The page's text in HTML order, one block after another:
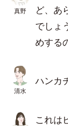
真野
ど、あ
でしょ
めする
清水
ハンカ
これは